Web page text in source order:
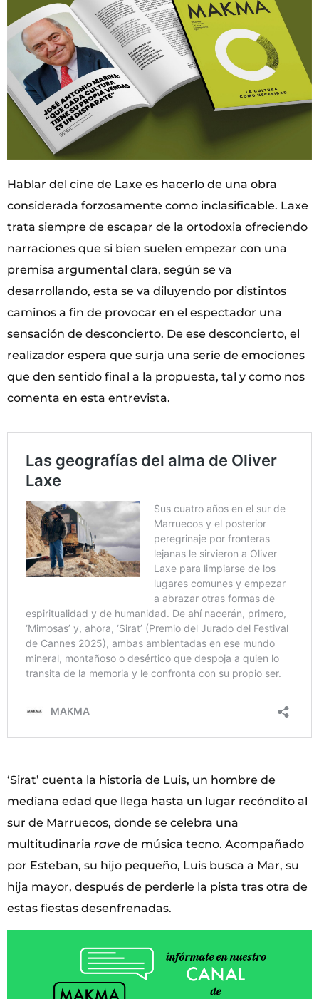
Hablar del cine de Laxe es hacerlo de una obra
considerada forzosamente como inclasificable. Laxe
trata siempre de escapar de la ortodoxia ofreciendo
narraciones que si bien suelen empezar con una
premisa argumental clara, según se va
desarrollando, esta se va diluyendo por distintos
caminos a fin de provocar en el espectador una
sensación de desconcierto. De ese desconcierto, el
realizador espera que surja una serie de emociones
que den sentido final a la propuesta, tal y como nos
comenta en esta entrevista.
‘Sirat’ cuenta la historia de Luis, un hombre de
mediana edad que llega hasta un lugar recóndito al
sur de Marruecos, donde se celebra una
multitudinaria rave de música tecno. Acompañado
por Esteban, su hijo pequeño, Luis busca a Mar, su
hija mayor, después de perderle la pista tras otra de
estas fiestas desenfrenadas.